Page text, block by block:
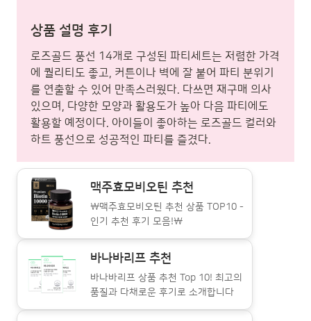
상품 설명 후기
로즈골드 풍선 14개로 구성된 파티세트는 저렴한 가격
에 퀄리티도 좋고, 커튼이나 벽에 잘 붙어 파티 분위기
를 연출할 수 있어 만족스러웠다. 다쓰면 재구매 의사
있으며, 다양한 모양과 활용도가 높아 다음 파티에도
활용할 예정이다. 아이들이 좋아하는 로즈골드 컬러와
하트 풍선으로 성공적인 파티를 즐겼다.
맥주효모비오틴 추천
\맥주효모비오틴 추천 상품 TOP10 -
인기 추천 후기 모음!\
바나바리프 추천
바나바리프 상품 추천 Top 10! 최고의
품질과 다채로운 후기로 소개합니다